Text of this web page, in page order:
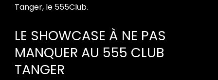
Tanger, le 555Club.
LE SHOWCASE À NE PAS
MANQUER AU 555 CLUB
TANGER